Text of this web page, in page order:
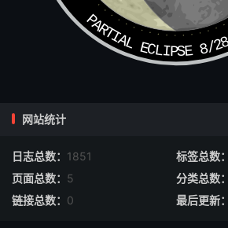
而宜真叨佩灵文，坐此逆境，既不得
意，而又拒蔽来学，岂仁人之心哉。
所闻师授炼度口诀，又问摭诸家论议
意，即依此而行，使幽冥沾济拔之恩，
柄，益辩口，且妄示非人，则亦自速
也。学者其勉之哉。嗣派末学浚仪元阳
PARTIAL ECLIPSE 8/
网站统计
日志总数： 1851 标签总数：
页面总数： 5 分类总数：
链接总数： 0 最后更新：